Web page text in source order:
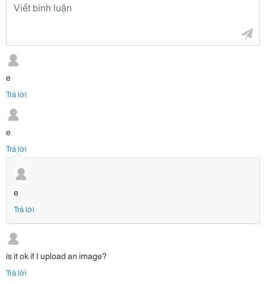
e
Trả lời
e
Trả lời
e
Trả lời
is it ok if I upload an image?
Trả lời